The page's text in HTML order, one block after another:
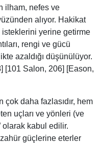
ilham, nefes ve
alıyor. Hakikat
isteklerini yerine getirme
rengi ve gücü
azaldığı düşünülüyor.
[101 Salon, 206] [Eason,
çok daha fazlasıdır, hem
uçları ve yönleri (ve
olarak kabul edilir.
güçlerine eterler